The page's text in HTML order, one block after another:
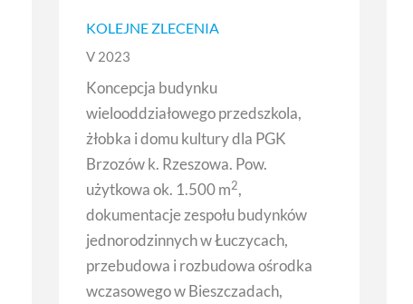
KOLEJNE ZLECENIA
V 2023
Koncepcja budynku
wielooddziałowego przedszkola,
żłobka i domu kultury dla PGK
Brzozów k. Rzeszowa. Pow.
użytkowa ok. 1.500 m2,
dokumentacje zespołu budynków
jednorodzinnych w Łuczycach,
przebudowa i rozbudowa ośrodka
wczasowego w Bieszczadach,